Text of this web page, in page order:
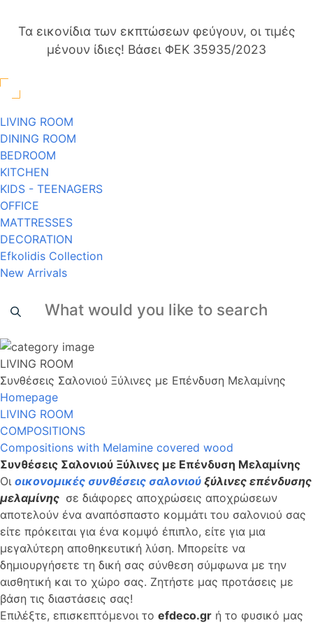
Τα εικονίδια των εκπτώσεων φεύγουν, οι τιμές
μένουν ίδιες! Βάσει ΦΕΚ 35935/2023
LIVING ROOM
DINING ROOM
BEDROOM
KITCHEN
KIDS - TEENAGERS
OFFICE
MATTRESSES
DECORATION
Efkolidis Collection
New Arrivals
LIVING ROOM
Συνθέσεις Σαλονιού Ξύλινες με Επένδυση Μελαμίνης
Homepage
LIVING ROOM
COMPOSITIONS
Compositions with Melamine covered wood
Συνθέσεις Σαλονιού Ξύλινες με Επένδυση Μελαμίνης
Οι οικονομικές συνθέσεις σαλονιού ξύλινες επένδυσης
μελαμίνης σε διάφορες αποχρώσεις αποχρώσεων
αποτελούν ένα αναπόσπαστο κομμάτι του σαλονιού σας
είτε πρόκειται για ένα κομψό έπιπλο, είτε για μια
μεγαλύτερη αποθηκευτική λύση. Μπορείτε να
δημιουργήσετε τη δική σας σύνθεση σύμφωνα με την
αισθητική και το χώρο σας. Ζητήστε μας προτάσεις με
βάση τις διαστάσεις σας!
Επιλέξτε, επισκεπτόμενοι το efdeco.gr ή το φυσικό μας